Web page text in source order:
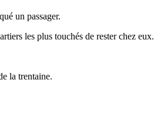
un passager.
les plus touchés de rester chez eux.
la trentaine.